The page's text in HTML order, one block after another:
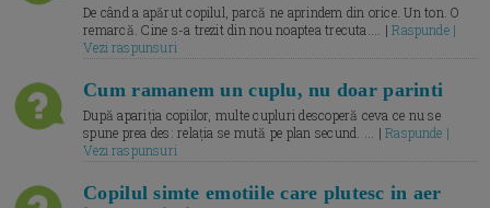
De când a apărut copilul, parcă ne aprindem din orice. Un ton. O
remarcă. Cine s-a trezit din nou noaptea trecuta.... |Raspunde |
Vezi raspunsuri
Cum ramanem un cuplu, nu doar parinti
După apariția copiilor, multe cupluri descoperă ceva ce nu se
spune prea des: relația se mută pe plan secund. ... |Raspunde |
Vezi raspunsuri
Copilul simte emotiile care plutesc in aer